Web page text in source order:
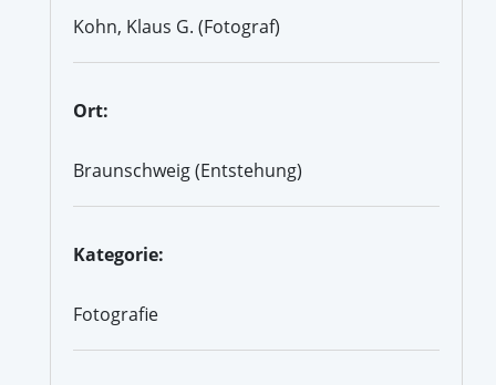
Kohn, Klaus G. (Fotograf)
Ort:
Braunschweig (Entstehung)
Kategorie:
Fotografie